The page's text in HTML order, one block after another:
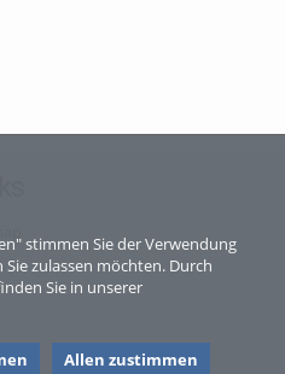
stimmen Sie der Verwendung
zulassen möchten. Durch
Sie in unserer
Allen zustimmen